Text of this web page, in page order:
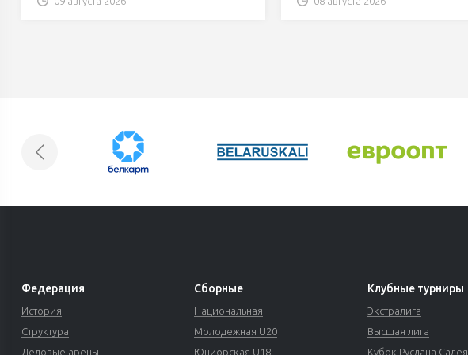
Федерация
История
Структура
Ледовые арены
Сборные
Национальная
Молодежная U20
Юниорская U18
Клубные турниры
Экстралига
Высшая лига
Кубок Руслана Салея